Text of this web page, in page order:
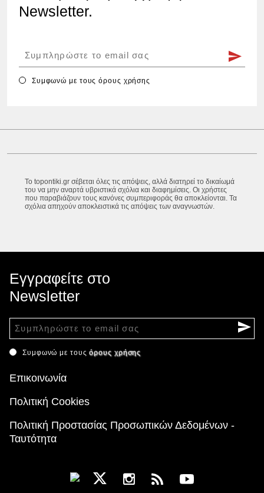
Newsletter.
Συμφωνώ με τουςόρους χρήσης
Το topontiki.gr σέβεται όλες τις απόψεις, αλλά διατηρεί το δικαίωμά
του να μην αναρτά υβριστικά σχόλια και διαφημίσεις. Οι χρήστες
που παραβιάζουν τους κανόνες συμπεριφοράς θα αποκλείονται. Τα
σχόλια απηχούν αποκλειστικά τις απόψεις των αναγνωστών.
Εγγραφείτε στο
Newsletter
Συμφωνώ με τουςόρους χρήσης
Επικοινωνία
Πολιτική Cookies
Πολιτική Προστασίας Προσωπικών Δεδομένων -
Ταυτότητα